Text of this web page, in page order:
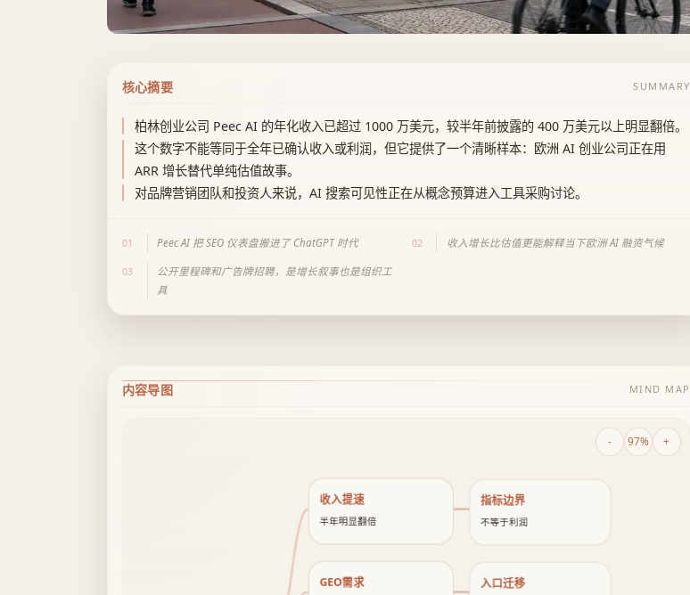
核心摘要 SUMMARY
柏林创业公司 Peec AI 的年化收入已超过 1000 万美元，较半年前披露的 400 万美元以上明显翻倍。
这个数字不能等同于全年已确认收入或利润，但它提供了一个清晰样本：欧洲 AI 创业公司正在用
ARR 增长替代单纯估值故事。
对品牌营销团队和投资人来说，AI 搜索可见性正在从概念预算进入工具采购讨论。
01 Peec AI 把 SEO 仪表盘搬进了 ChatGPT 时代 02 收入增长比估值更能解释当下欧洲 AI 融资气候
03
公开里程碑和广告牌招聘，是增长叙事也是组织工
具
内容导图 MIND MAP
- 97% +
收入提速
半年明显翻倍
指标边界
不等于利润
GEO需求 入口迁移